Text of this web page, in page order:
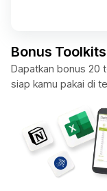
Bonus
Dapatkan bonus 20
siap kamu pakai di